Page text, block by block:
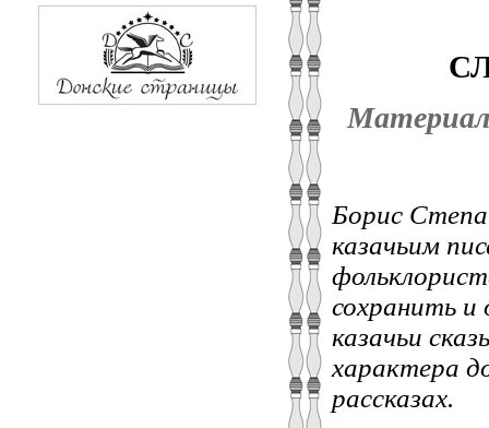
Борис
казачьим
сохранить и
казачьи
характера
рассказах.